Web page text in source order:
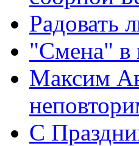
Радовать
"Смена" в
Максим
С